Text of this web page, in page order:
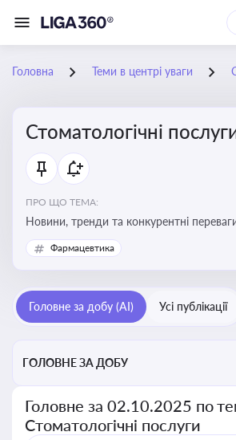
Головна Теми в центрі уваги
Стоматологічні
ПРО ЩО ТЕМА:
Новини, тренди та конкурентні
стоматологічних послуг. Використання
технологій та стратегій для покращення
Фармацевтика
Головне за добу (AI) Усі публікації
ГОЛОВНЕ ЗА ДОБУ
Головне за 02.10.2025 по
Стоматологічні послуги